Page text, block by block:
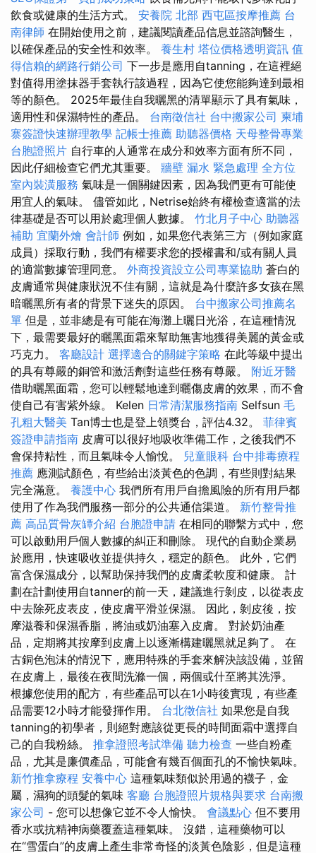
飲食或健康的生活方式。 安養院 北部 西屯區按摩推薦 台
南律師 在開始使用之前，建議閱讀產品信息並諮詢醫生，
以確保產品的安全性和效率。 養生村 塔位價格透明資訊 值
得信賴的網路行銷公司 下一步是應用自tanning，在這裡絕
對值得用塗抹器手套執行該過程，因為它使您能夠達到最相
等的顏色。 2025年最佳自我曬黑的清單顯示了具有氣味，
適用性和保濕特性的產品。 台南徵信社 台中搬家公司 柬埔
寨簽證快速辦理教學 記帳士推薦 助聽器價格 天母整骨專業
台胞證照片 自行車的人通常在成分和效率方面有所不同，
因此仔細檢查它們尤其重要。 牆壁 漏水 緊急處理 全方位
室內裝潢服務 氣味是一個關鍵因素，因為我們更有可能使
用宜人的氣味。 儘管如此，Netrise始終有權檢查適當的法
律基礎是否可以用於處理個人數據。 竹北月子中心 助聽器
補助 宜蘭外燴 會計師 例如，如果您代表第三方（例如家庭
成員）採取行動，我們有權要求您的授權書和/或有關人員
的適當數據管理同意。 外商投資設立公司專業協助 蒼白的
皮膚通常與健康狀況不佳有關，這就是為什麼許多女孩在黑
暗曬黑所有者的背景下迷失的原因。 台中搬家公司推薦名
單 但是，並非總是有可能在海灘上曬日光浴，在這種情況
下，最需要最好的曬黑面霜來幫助無害地獲得美麗的黃金或
巧克力。 客廳設計 選擇適合的關鍵字策略 在此等級中提出
的具有尊嚴的銅管和激活劑對這些任務有尊嚴。 附近牙醫
借助曬黑面霜，您可以輕鬆地達到曬傷皮膚的效果，而不會
使自己有害紫外線。 Kelen 日常清潔服務指南 Selfsun 毛
孔粗大醫美 Tan博士也是登上領獎台，評估4.32。 菲律賓
簽證申請指南 皮膚可以很好地吸收準備工作，之後我們不
會保持粘性，而且氣味令人愉悅。 兒童眼科 台中排毒療程
推薦 應測試顏色，有些給出淡黃色的色調，有些則對結果
完全滿意。 養護中心 我們所有用戶自擔風險的所有用戶都
使用了作為我們服務一部分的公共通信渠道。 新竹整骨推
薦 高品質骨灰罈介紹 台胞證申請 在相同的聯繫方式中，您
可以啟動用戶個人數據的糾正和刪除。 現代的自動企業易
於應用，快速吸收並提供持久，穩定的顏色。 此外，它們
富含保濕成分，以幫助保持我們的皮膚柔軟度和健康。 計
劃在計劃使用自tanner的前一天，建議進行剝皮，以從表皮
中去除死皮表皮，使皮膚平滑並保濕。 因此，剝皮後，按
摩滋養和保濕香脂，將油或奶油塞入皮膚。 對於奶油產
品，定期將其按摩到皮膚上以逐漸構建曬黑就足夠了。 在
古銅色泡沫的情況下，應用特殊的手套來解決該設備，並留
在皮膚上，最後在夜間洗滌一個，兩個或什至將其洗淨。
根據您使用的配方，有些產品可以在1小時後實現，有些產
品需要12小時才能發揮作用。 台北徵信社 如果您是自我
tanning的初學者，則絕對應該從更長的時間面霜中選擇自
己的自我粉絲。 推拿證照考試準備 聽力檢查 一些自粉產
品，尤其是廉價產品，可能會有幾百個面孔的不愉快氣味。
新竹推拿療程 安養中心 這種氣味類似於用過的襪子，金
屬，濕狗的頭髮的氣味 客廳 台胞證照片規格與要求 台南搬
家公司 - 您可以想像它並不令人愉快。 會議點心 但不要用
香水或抗精神病藥覆蓋這種氣味。 沒錯，這種藥物可以
在“雪蛋白”的皮膚上產生非常奇怪的淡黃色陰影，但是這種